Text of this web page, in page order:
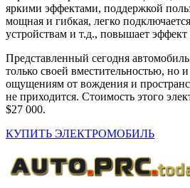
яркими эффектами, поддержкой
мощная и гибкая, легко
устройствам и т.д., повышает эффект
Представленный сегодня
только своей вместительностью, но
ощущениям от вождения и
не приходится. Стоимость этого
$27 000.
КУПИТЬ ЭЛЕКТРОМОБИЛЬ